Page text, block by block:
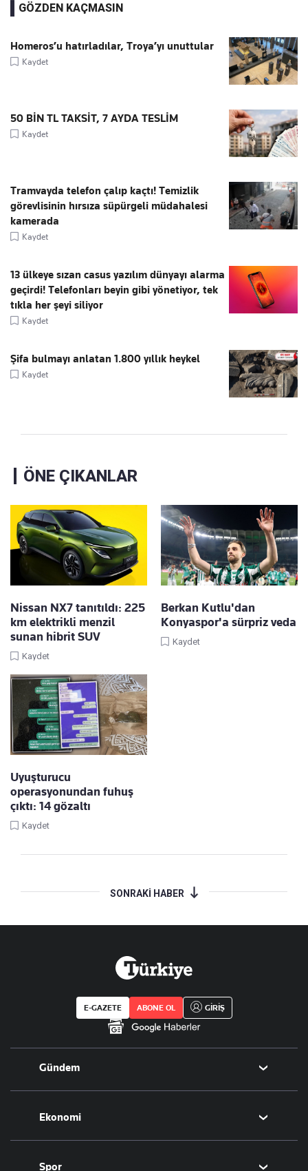
GÖZDEN KAÇMASIN
Homeros’u hatırladılar, Troya’yı unuttular
Kaydet
50 BİN TL TAKSİT, 7 AYDA TESLİM
Kaydet
Tramvayda telefon çalıp kaçtı! Temizlik
görevlisinin hırsıza süpürgeli müdahalesi
kamerada
Kaydet
13 ülkeye sızan casus yazılım dünyayı alarma
geçirdi! Telefonları beyin gibi yönetiyor, tek
tıkla her şeyi siliyor
Kaydet
Şifa bulmayı anlatan 1.800 yıllık heykel
Kaydet
ÖNE ÇIKANLAR
Nissan NX7 tanıtıldı: 225
km elektrikli menzil
sunan hibrit SUV
Kaydet
Berkan Kutlu'dan
Konyaspor'a sürpriz veda
Kaydet
Uyuşturucu
operasyonundan fuhuş
çıktı: 14 gözaltı
Kaydet
SONRAKİ HABER
E-GAZETE ABONE OL GİRİŞ
Gündem
Politika
Eğitim
Ekonomi
Borsa
Spor